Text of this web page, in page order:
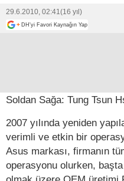
29.6.2010, 02:41(16 yıl)
+ DH'yi Favori Kaynağın Yap
Soldan Sağa: Tung Tsun
2007 yılında yeniden
verimli ve etkin bir
Asus markası, firmanın
operasyonu olurken,